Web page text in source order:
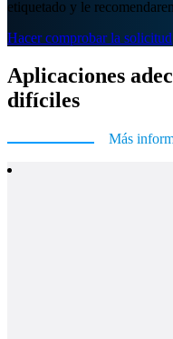
etiquetado y le
Hacer comprobar la solicitud
Aplicaciones
difíciles
Más